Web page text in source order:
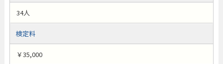
34人
検定料
￥35,000